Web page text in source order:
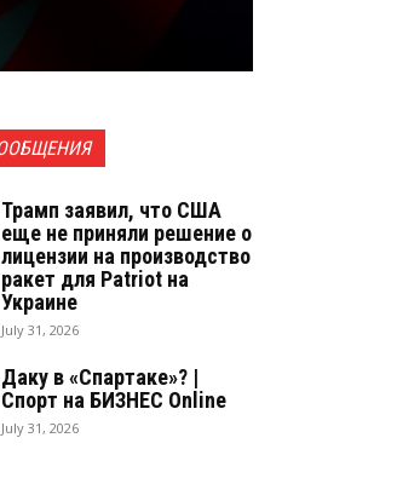
Трамп заявил, что США
еще не приняли решение о
лицензии на производство
ракет для Patriot на
Украине
July 31, 2026
Даку в «Спартаке»? |
Спорт на БИЗНЕС Online
July 31, 2026